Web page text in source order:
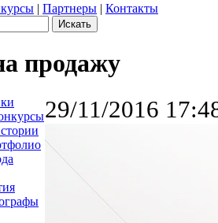
| Партнеры | Контакты
продажу
29/11/2016